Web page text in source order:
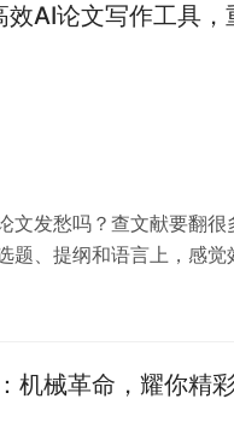
AI论文写作工具，
文发愁吗？查文献要翻
题、提纲和语言上，感
文生成能整理参考，AI
绍文希A…
机械革命，耀你精